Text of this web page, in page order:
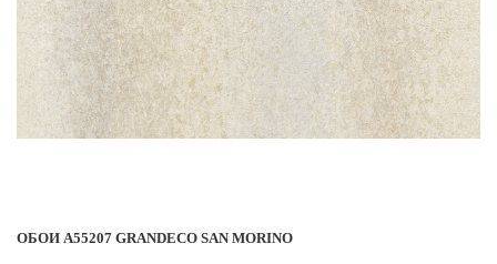
ОБОИ A55207 GRANDECO SAN MORINO